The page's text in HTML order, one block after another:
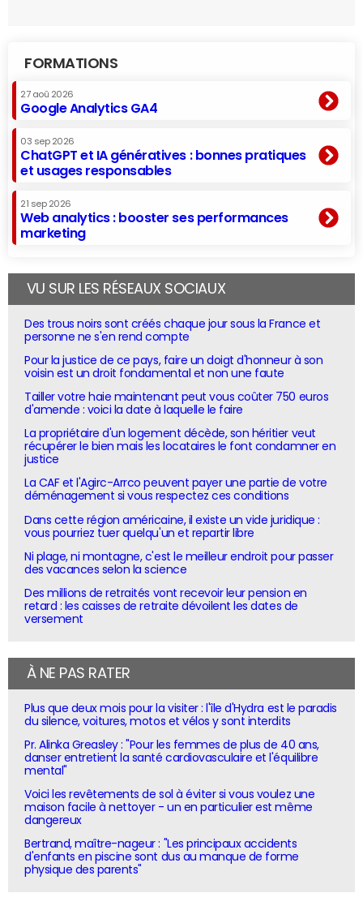
FORMATIONS
27 aoû 2026
Google Analytics GA4
03 sep 2026
ChatGPT et IA génératives : bonnes pratiques
et usages responsables
21 sep 2026
Web analytics : booster ses performances
marketing
VU SUR LES RÉSEAUX SOCIAUX
Des trous noirs sont créés chaque jour sous la France et
personne ne s'en rend compte
Pour la justice de ce pays, faire un doigt d'honneur à son
voisin est un droit fondamental et non une faute
Tailler votre haie maintenant peut vous coûter 750 euros
d'amende : voici la date à laquelle le faire
La propriétaire d'un logement décède, son héritier veut
récupérer le bien mais les locataires le font condamner en
justice
La CAF et l'Agirc-Arrco peuvent payer une partie de votre
déménagement si vous respectez ces conditions
Dans cette région américaine, il existe un vide juridique :
vous pourriez tuer quelqu'un et repartir libre
Ni plage, ni montagne, c'est le meilleur endroit pour passer
des vacances selon la science
Des millions de retraités vont recevoir leur pension en
retard : les caisses de retraite dévoilent les dates de
versement
À NE PAS RATER
Plus que deux mois pour la visiter : l'île d'Hydra est le paradis
du silence, voitures, motos et vélos y sont interdits
Pr. Alinka Greasley : "Pour les femmes de plus de 40 ans,
danser entretient la santé cardiovasculaire et l'équilibre
mental"
Voici les revêtements de sol à éviter si vous voulez une
maison facile à nettoyer - un en particulier est même
dangereux
Bertrand, maître-nageur : "Les principaux accidents
d'enfants en piscine sont dus au manque de forme
physique des parents"